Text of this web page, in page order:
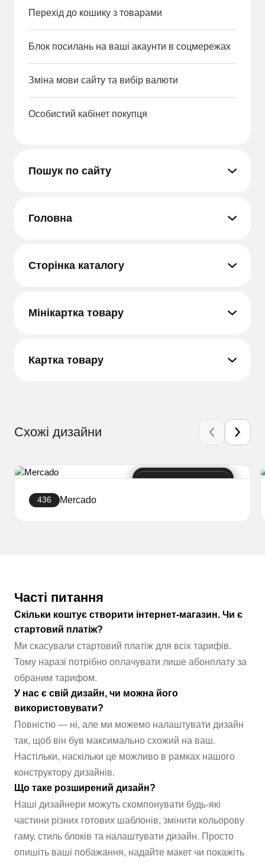
Перехід до кошику з товарами
Блок посилань на ваші акаунти в соцмережах
Зміна мови сайту та вибір валюти
Особистий кабінет покупця
Пошук по сайту
Головна
Сторінка каталогу
Мінікартка товару
Картка товару
Схожі дизайни
436 Mercado
Часті питання
Скільки коштує створити інтернет-магазин. Чи є
стартовий платіж?
Ми скасували стартовий платіж для всіх тарифів.
Тому наразі потрібно оплачувати лише абонплату за
обраним тарифом.
У нас є свій дизайн, чи можна його
використовувати?
Повністю — ні, але ми можемо налаштувати дизайн
так, щоб він був максимально схожий на ваш.
Настільки, наскільки це можливо в рамках нашого
конструктору дизайнів.
Що таке розширений дизайн?
Наші дизайнери можуть скомпонувати будь-які
частини різних готових шаблонів, змінити кольорову
гаму, стиль блоків та налаштувати дизайн. Просто
опишіть ваші побажання, надайте макет чи покажіть